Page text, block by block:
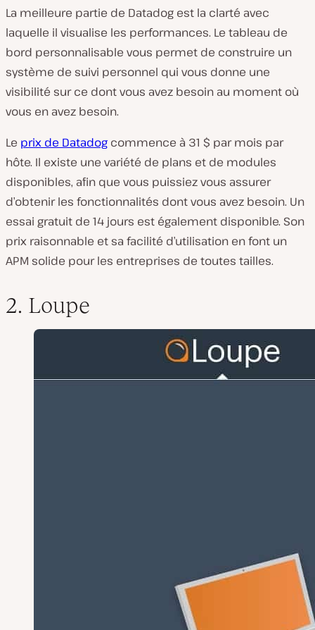
La meilleure partie de Datadog est la clarté avec
laquelle il visualise les performances. Le tableau de
bord personnalisable vous permet de construire un
système de suivi personnel qui vous donne une
visibilité sur ce dont vous avez besoin au moment où
vous en avez besoin.
Le prix de Datadog commence à 31 $ par mois par
hôte. Il existe une variété de plans et de modules
disponibles, afin que vous puissiez vous assurer
d’obtenir les fonctionnalités dont vous avez besoin. Un
essai gratuit de 14 jours est également disponible. Son
prix raisonnable et sa facilité d’utilisation en font un
APM solide pour les entreprises de toutes tailles.
2. Loupe